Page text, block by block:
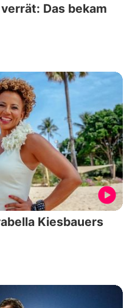
Das bekam
Kiesbauers